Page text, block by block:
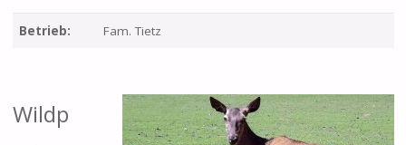
Betrieb: Fam. Tietz
Wildp